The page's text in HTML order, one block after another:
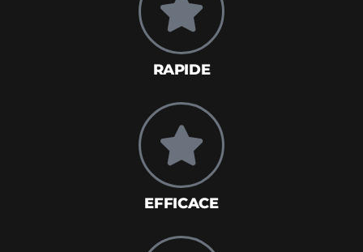
RAPIDE
EFFICACE